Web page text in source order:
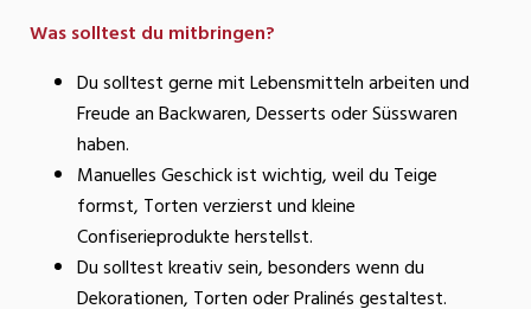
Was solltest du mitbringen?
Du solltest gerne mit Lebensmitteln arbeiten und
Freude an Backwaren, Desserts oder Süsswaren
haben.
Manuelles Geschick ist wichtig, weil du Teige
formst, Torten verzierst und kleine
Confiserieprodukte herstellst.
Du solltest kreativ sein, besonders wenn du
Dekorationen, Torten oder Pralinés gestaltest.